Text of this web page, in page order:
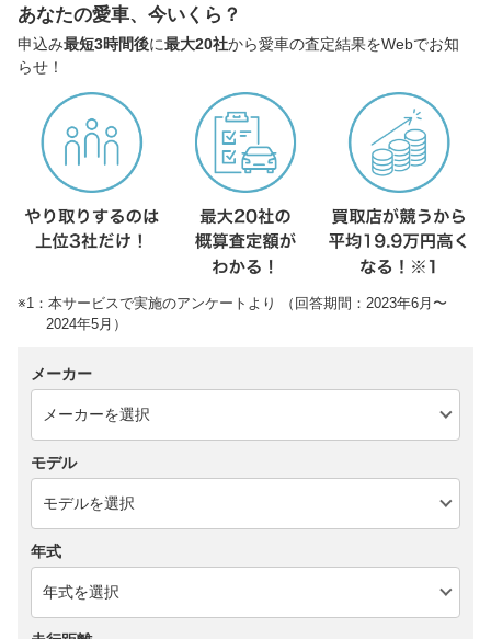
あなたの愛車、今いくら？
申込み最短3時間後に最大20社から愛車の査定結果をWebでお知
らせ！
※1：本サービスで実施のアンケートより （回答期間：2023年6月〜
2024年5月）
メーカー
モデル
年式